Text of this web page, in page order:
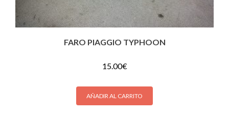
FARO PIAGGIO TYPHOON
15.00€
AÑADIR AL CARRITO